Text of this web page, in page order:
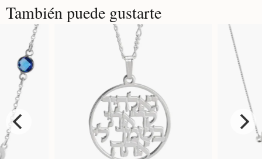
También puede gustarte